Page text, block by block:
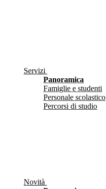
Servizi
Panoramica
Famiglie e studenti
Personale scolastico
Percorsi di studio
Novità